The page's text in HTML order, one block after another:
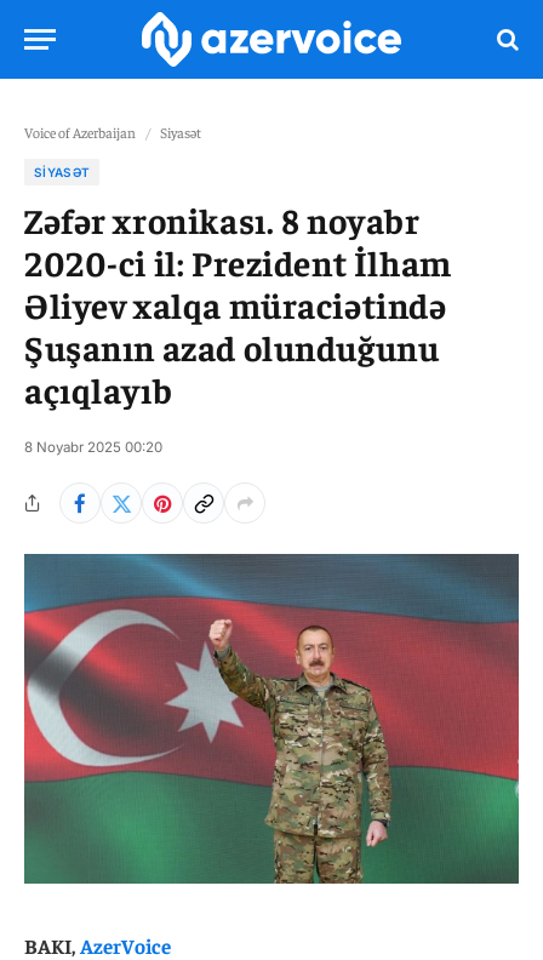
Voice of Azerbaijan / Siyasət
SIYASƏT
Zəfər xronikası. 8 noyabr
2020-ci il: Prezident İlham
Əliyev xalqa müraciətində
Şuşanın azad olunduğunu
açıqlayıb
8 Noyabr 2025 00:20
BAKI,AzerVoice